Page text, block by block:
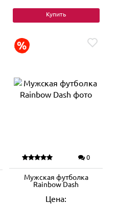
Купить
0
Мужская футболка
Rainbow Dash
Цена: